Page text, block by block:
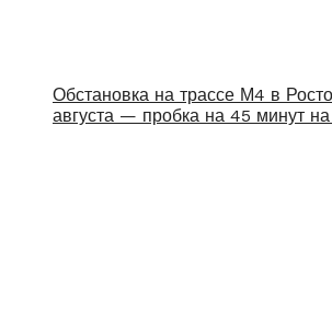
Обстановка на трассе М4 в
августа — пробка на 45 минут